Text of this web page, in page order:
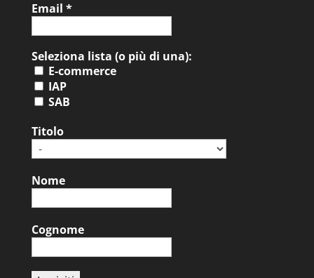
Email *
Seleziona lista (o più di una):
E-commerce
IAP
SAB
Titolo
Nome
Cognome